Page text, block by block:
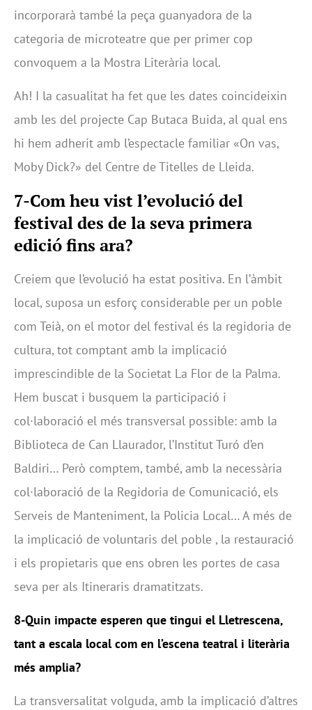
incorporarà també la peça guanyadora de la
categoria de microteatre que per primer cop
convoquem a la Mostra Literària local.
Ah! I la casualitat ha fet que les dates coincideixin
amb les del projecte Cap Butaca Buida, al qual ens
hi hem adherit amb l’espectacle familiar «On vas,
Moby Dick?» del Centre de Titelles de Lleida.
7-Com heu vist l’evolució del
festival des de la seva primera
edició fins ara?
Creiem que l’evolució ha estat positiva. En l’àmbit
local, suposa un esforç considerable per un poble
com Teià, on el motor del festival és la regidoria de
cultura, tot comptant amb la implicació
imprescindible de la Societat La Flor de la Palma.
Hem buscat i busquem la participació i
col·laboració el més transversal possible: amb la
Biblioteca de Can Llaurador, l’Institut Turó d’en
Baldiri… Però comptem, també, amb la necessària
col·laboració de la Regidoria de Comunicació, els
Serveis de Manteniment, la Policia Local… A més de
la implicació de voluntaris del poble , la restauració
i els propietaris que ens obren les portes de casa
seva per als Itineraris dramatitzats.
8-Quin impacte esperen que tingui el Lletrescena,
tant a escala local com en l’escena teatral i literària
més amplia?
La transversalitat volguda, amb la implicació d’altres